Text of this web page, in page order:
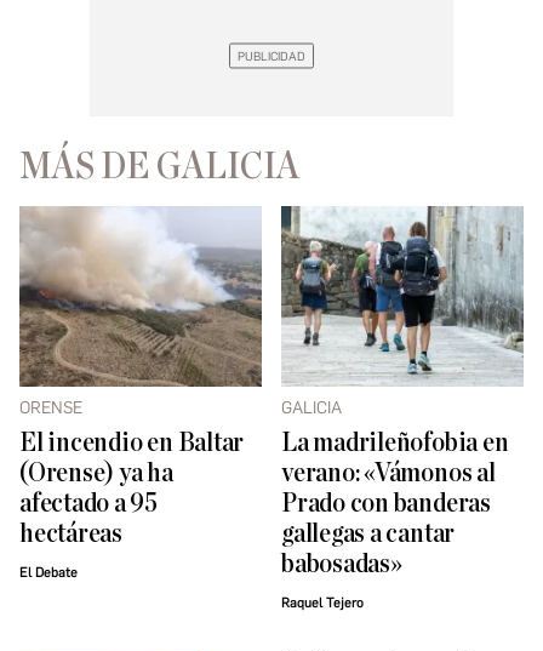
MÁS DE GALICIA
ORENSE
El incendio en Baltar
(Orense) ya ha
afectado a 95
hectáreas
El Debate
GALICIA
La madrileñofobia en
verano: «Vámonos al
Prado con banderas
gallegas a cantar
babosadas»
Raquel Tejero